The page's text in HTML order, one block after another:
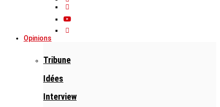
Opinions
Tribune
Idées
Interview